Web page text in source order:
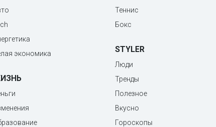
экономика
Теннис
Бокс
STYLER
Люди
Тренды
Полезное
Вкусно
Гороскопы